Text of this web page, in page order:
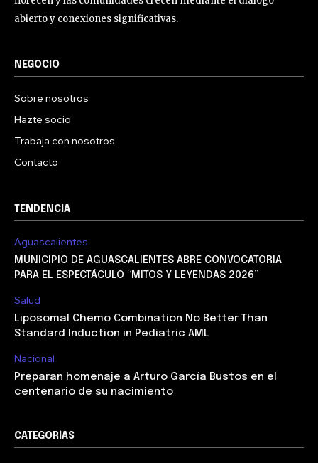
abierto y conexiones significativas.
NEGOCIO
Sobre nosotros
Hazte socio
Trabaja con nosotros
Contacto
TENDENCIA
Aguascalientes
MUNICIPIO DE AGUASCALIENTES ABRE CONVOCATORIA
PARA EL ESPECTÁCULO “MITOS Y LEYENDAS 2026”
Salud
Liposomal Chemo Combination No Better Than
Standard Induction in Pediatric AML
Nacional
Preparan homenaje a Arturo García Bustos en el
centenario de su nacimiento
CATEGORÍAS